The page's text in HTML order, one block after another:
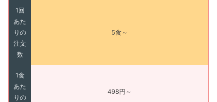
1回
あた
りの
注文
数
5食～
1食
あた
りの
498円～